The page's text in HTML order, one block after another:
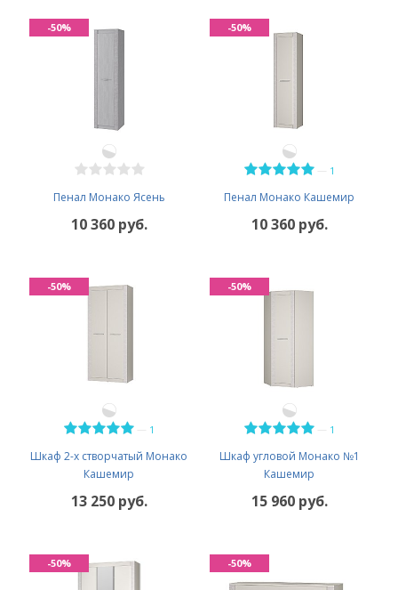
Пенал Монако Ясень
10 360 руб.
-50%
1
Пенал Монако Кашемир
10 360 руб.
-50%
1
Шкаф 2-х створчатый Монако
Кашемир
13 250 руб.
-50%
1
Шкаф угловой Монако №1
Кашемир
15 960 руб.
-50%
-50% -50%